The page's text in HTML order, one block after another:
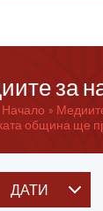
за
Начало
община ще
ДАТИ